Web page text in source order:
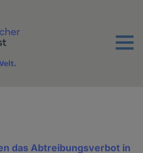
Menu
das Abtreibungsverbot in